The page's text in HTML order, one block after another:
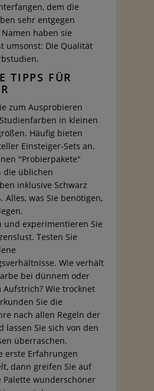
dem die
sehr entgegen
haben sie
umsonst: Die Qualität
TIPPS FÜR
zum Ausprobieren
in kleinen
Häufig bieten
Einsteiger-Sets an.
"Probierpakete"
die üblichen
inklusive Schwarz
Alles, was Sie benötigen,
und experimentieren Sie
Testen Sie
Wie verhält
bei dünnem oder
Aufstrich? Wie trocknet
Sie die
nach allen Regeln der
lassen Sie sich von den
überraschen.
erste Erfahrungen
dann greifen Sie auf
Palette wunderschöner